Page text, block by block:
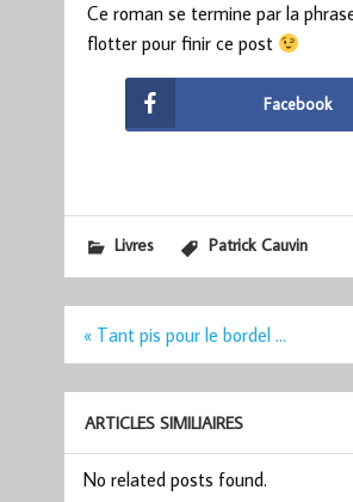
Ce roman se termine par la
flotter pour finir ce post
Facebook
Livres Patrick Cauvin
Navigation
l’article
« Tant pis pour le bordel …
ARTICLES SIMILIAIRES
No related posts found.